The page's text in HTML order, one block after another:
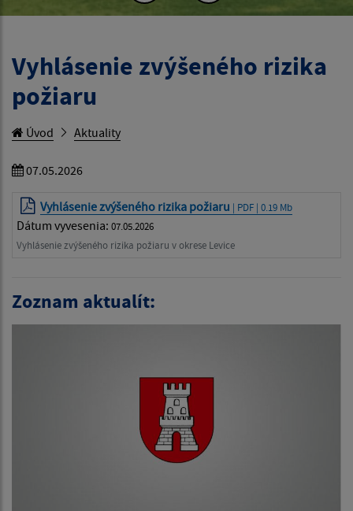
Vyhlásenie zvýšeného rizika
požiaru
Úvod Aktuality
07.05.2026
Vyhlásenie zvýšeného rizika požiaru | PDF | 0.19 Mb
Dátum vyvesenia: 07.05.2026
Vyhlásenie zvýšeného rizika požiaru v okrese Levice
Zoznam aktualít: